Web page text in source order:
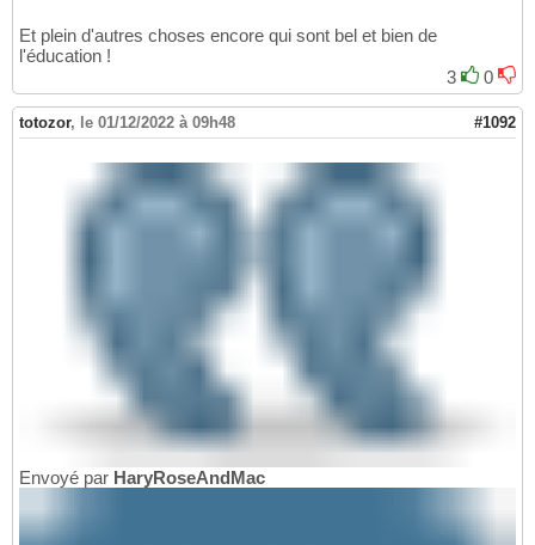
Et plein d'autres choses encore qui sont bel et bien de
l'éducation !
3
0
totozor, le 01/12/2022 à 09h48 #1092
Envoyé par HaryRoseAndMac